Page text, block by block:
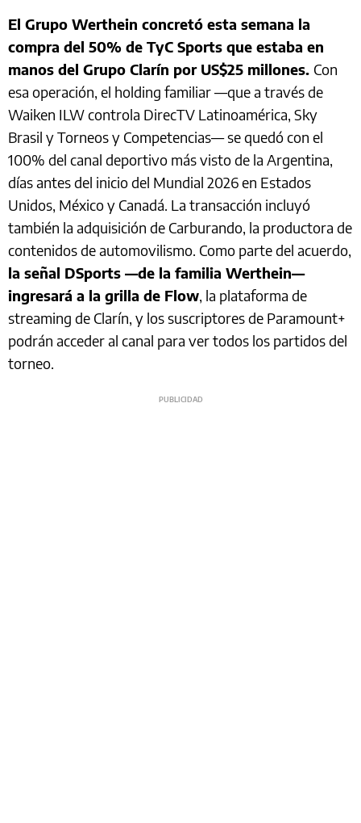
El Grupo Werthein concretó esta semana la
compra del 50% de TyC Sports que estaba en
manos del Grupo Clarín por US$25 millones. Con
esa operación, el holding familiar —que a través de
Waiken ILW controla DirecTV Latinoamérica, Sky
Brasil y Torneos y Competencias— se quedó con el
100% del canal deportivo más visto de la Argentina,
días antes del inicio del Mundial 2026 en Estados
Unidos, México y Canadá. La transacción incluyó
también la adquisición de Carburando, la productora de
contenidos de automovilismo. Como parte del acuerdo,
la señal DSports —de la familia Werthein—
ingresará a la grilla de Flow, la plataforma de
streaming de Clarín, y los suscriptores de Paramount+
podrán acceder al canal para ver todos los partidos del
torneo.